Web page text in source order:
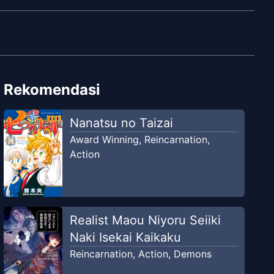
Rekomendasi
Nanatsu no Taizai
Award Winning, Reincarnation,
Action
Realist Maou Niyoru Seiiki
Naki Isekai Kaikaku
Reincarnation, Action, Demons